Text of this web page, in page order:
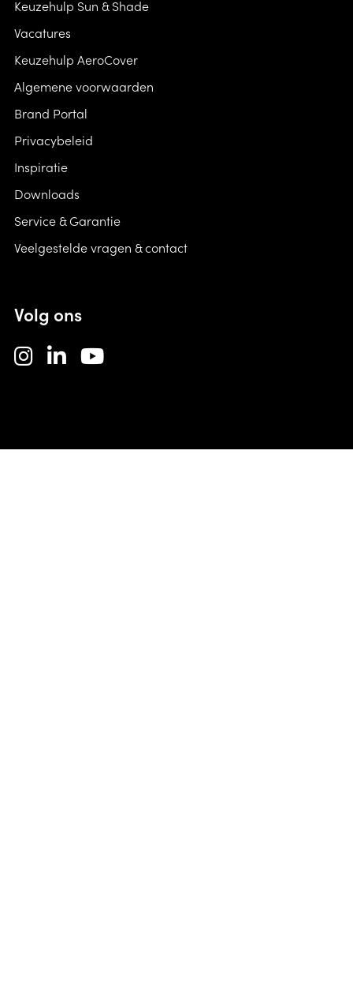
Keuzehulp Sun & Shade
Vacatures
Keuzehulp AeroCover
Algemene voorwaarden
Brand Portal
Privacybeleid
Inspiratie
Downloads
Service & Garantie
Veelgestelde vragen & contact
Volg ons